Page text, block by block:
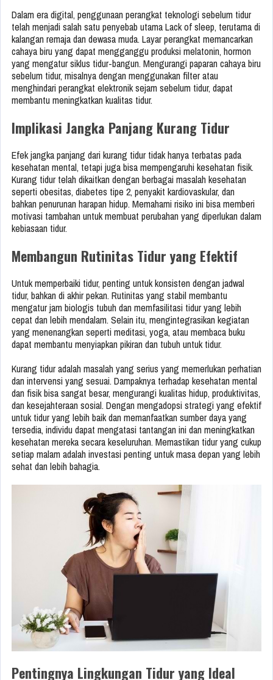
Dalam era digital, penggunaan perangkat teknologi sebelum tidur
telah menjadi salah satu penyebab utama Lack of sleep, terutama di
kalangan remaja dan dewasa muda. Layar perangkat memancarkan
cahaya biru yang dapat mengganggu produksi melatonin, hormon
yang mengatur siklus tidur-bangun. Mengurangi paparan cahaya biru
sebelum tidur, misalnya dengan menggunakan filter atau
menghindari perangkat elektronik sejam sebelum tidur, dapat
membantu meningkatkan kualitas tidur.
Implikasi Jangka Panjang Kurang Tidur
Efek jangka panjang dari kurang tidur tidak hanya terbatas pada
kesehatan mental, tetapi juga bisa mempengaruhi kesehatan fisik.
Kurang tidur telah dikaitkan dengan berbagai masalah kesehatan
seperti obesitas, diabetes tipe 2, penyakit kardiovaskular, dan
bahkan penurunan harapan hidup. Memahami risiko ini bisa memberi
motivasi tambahan untuk membuat perubahan yang diperlukan dalam
kebiasaan tidur.
Membangun Rutinitas Tidur yang Efektif
Untuk memperbaiki tidur, penting untuk konsisten dengan jadwal
tidur, bahkan di akhir pekan. Rutinitas yang stabil membantu
mengatur jam biologis tubuh dan memfasilitasi tidur yang lebih
cepat dan lebih mendalam. Selain itu, mengintegrasikan kegiatan
yang menenangkan seperti meditasi, yoga, atau membaca buku
dapat membantu menyiapkan pikiran dan tubuh untuk tidur.
Kurang tidur adalah masalah yang serius yang memerlukan perhatian
dan intervensi yang sesuai. Dampaknya terhadap kesehatan mental
dan fisik bisa sangat besar, mengurangi kualitas hidup, produktivitas,
dan kesejahteraan sosial. Dengan mengadopsi strategi yang efektif
untuk tidur yang lebih baik dan memanfaatkan sumber daya yang
tersedia, individu dapat mengatasi tantangan ini dan meningkatkan
kesehatan mereka secara keseluruhan. Memastikan tidur yang cukup
setiap malam adalah investasi penting untuk masa depan yang lebih
sehat dan lebih bahagia.
Pentingnya Lingkungan Tidur yang Ideal